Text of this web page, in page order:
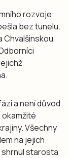
rozvoje
bez tunelu.
Chvalšinskou
a není důvod
okamžité
Všechny
na jejich
shrnul starosta